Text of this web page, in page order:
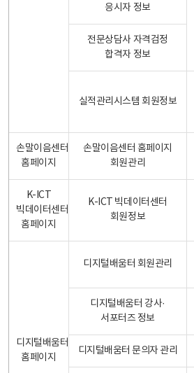
응시자 정보
전문상담사 자격검정
합격자 정보
실적관리시스템 회원정보
손말이음센터
홈페이지
손말이음센터 홈페이지
회원관리
K-ICT
빅데이터센터
홈페이지
K-ICT 빅데이터센터
회원정보
디지털배움터
홈페이지
디지털배움터 회원관리
디지털배움터 강사·
서포터즈 정보
디지털배움터 문의자 관리